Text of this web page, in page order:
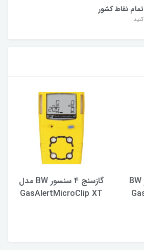
نقاط کشور
گازسنج چهار سنسور BW
گازسنج 4 سنسور BW مدل
GasAlertMicroClip XT